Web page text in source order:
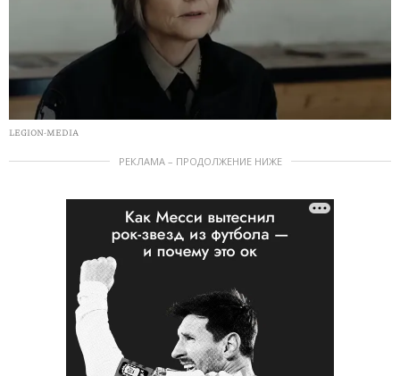
LEGION-MEDIA
РЕКЛАМА – ПРОДОЛЖЕНИЕ НИЖЕ